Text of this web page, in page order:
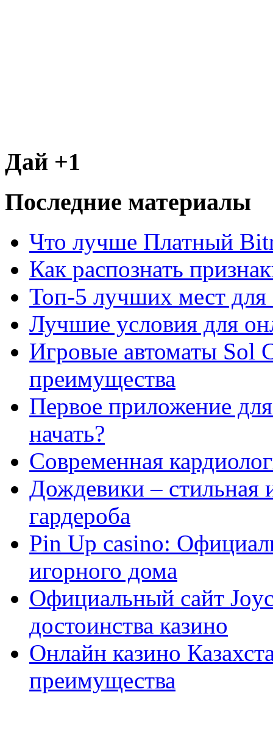
Дай +1
Последние материалы
Что лучше Платный
Как распознать
Топ-5 лучших мест для
Лучшие условия для
Игровые автоматы Sol
преимущества
Первое приложение
начать?
Современная
Дождевики – стильная
гардероба
Pin Up casino:
игорного дома
Официальный сайт
достоинства казино
Онлайн казино
преимущества